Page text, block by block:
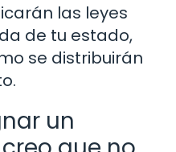
las leyes
de tu estado,
se distribuirán
un